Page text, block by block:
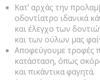
Κατ’ αρχάς την
οδοντίατρο ιδανικά
και έλεγχο των
και των ούλων μας
Αποφεύγουμε τροφές
κατάσταση, όπως
και πικάντικα φαγητά.